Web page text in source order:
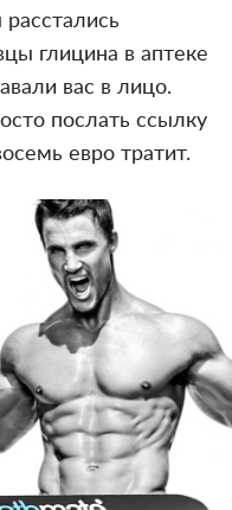
глицина в аптеке
вас в лицо.
послать ссылку
евро тратит.